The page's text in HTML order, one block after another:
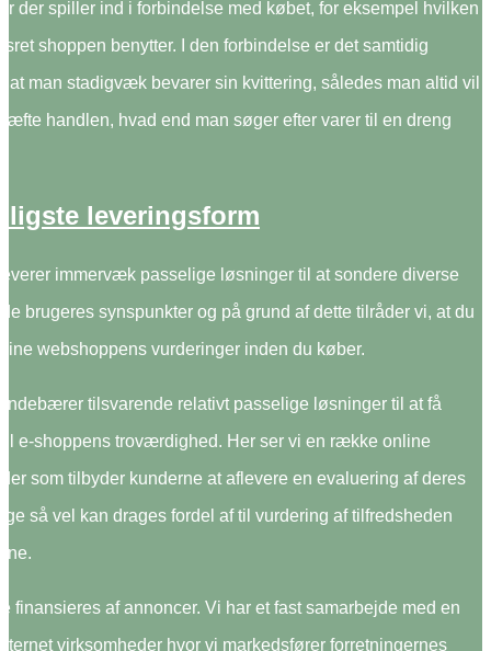
der spiller ind i forbindelse med købet, for eksempel hvilken
shoppen benytter. I den forbindelse er det samtidig
at man stadigvæk bevarer sin kvittering, således man altid vil
handlen, hvad end man søger efter varer til en dreng
leveringsform
immervæk passelige løsninger til at sondere diverse
brugeres synspunkter og på grund af dette tilråder vi, at du
webshoppens vurderinger inden du køber.
tilsvarende relativt passelige løsninger til at få
e-shoppens troværdighed. Her ser vi en række online
som tilbyder kunderne at aflevere en evaluering af deres
så vel kan drages fordel af til vurdering af tilfredsheden
finansieres af annoncer. Vi har et fast samarbejde med en
virksomheder hvor vi markedsfører forretningernes